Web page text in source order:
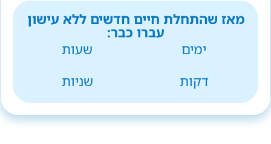
מאז שהתחלת חיים חדשים ללא עישון
עברו כבר:
ימים
שעות
דקות
שניות